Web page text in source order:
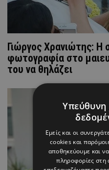
Γιώργος Χρανιώτης: Η
φωτογραφία στο
του να θηλάζει
Εμείς και οι
cookies και
αποθηκεύουμε και
πληροφορίες στη